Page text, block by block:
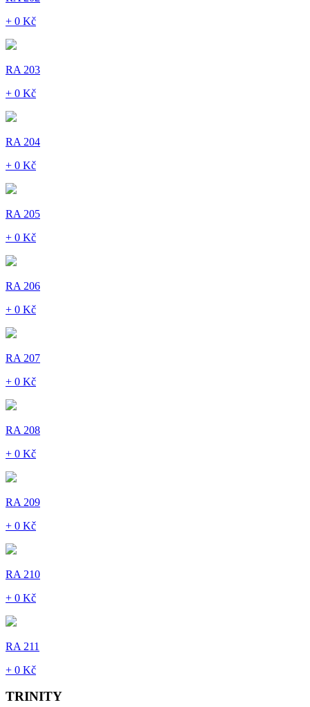
+ 0 Kč
RA 203
+ 0 Kč
RA 204
+ 0 Kč
RA 205
+ 0 Kč
RA 206
+ 0 Kč
RA 207
+ 0 Kč
RA 208
+ 0 Kč
RA 209
+ 0 Kč
RA 210
+ 0 Kč
RA 211
+ 0 Kč
TRINITY